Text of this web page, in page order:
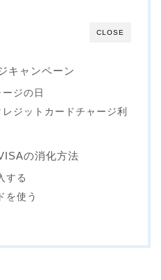
CLOSE
キャンペーン
ジの日
ジットカードチャージ利
の消化方法
する
を使う